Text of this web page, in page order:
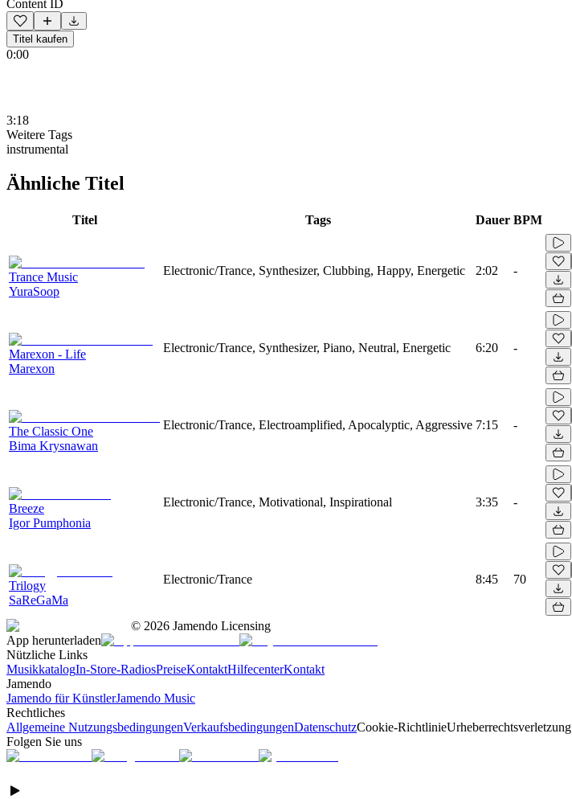
Content ID
Titel kaufen
0:00
3:18
Weitere Tags
instrumental
Ähnliche Titel
Titel Tags Dauer BPM
Trance Music
YuraSoop
Electronic/Trance, Synthesizer, Clubbing, Happy, Energetic 2:02 -
Marexon - Life
Marexon
Electronic/Trance, Synthesizer, Piano, Neutral, Energetic 6:20 -
The Classic One
Bima Krysnawan
Electronic/Trance, Electroamplified, Apocalyptic, Aggressive 7:15 -
Breeze
Igor Pumphonia
Electronic/Trance, Motivational, Inspirational 3:35 -
Trilogy
SaReGaMa
Electronic/Trance 8:45 70
© 2026 Jamendo Licensing
App herunterladen
Nützliche Links
MusikkatalogIn-Store-RadiosPreiseKontaktHilfecenterKontakt
Jamendo
Jamendo für KünstlerJamendo Music
Rechtliches
Allgemeine NutzungsbedingungenVerkaufsbedingungenDatenschutzCookie-RichtlinieUrheberrechtsverletzung
Folgen Sie uns